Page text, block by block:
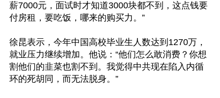
薪7000元，面试时才知道3000块都不到，这点钱要
付房租，要吃饭，哪来的购买力。”
徐昆表示，今年中国高校毕业生人数达到1270万，
就业压力继续增加。他说：“他们怎么敢消费？你想
割他们的韭菜也割不到。我觉得中共现在陷入内循
环的死胡同，而无法脱身。”